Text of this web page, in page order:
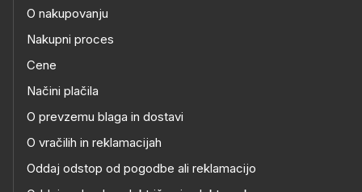
O nakupovanju
Nakupni proces
Cene
Načini plačila
O prevzemu blaga in dostavi
O vračilih in reklamacijah
Oddaj odstop od pogodbe ali reklamacijo